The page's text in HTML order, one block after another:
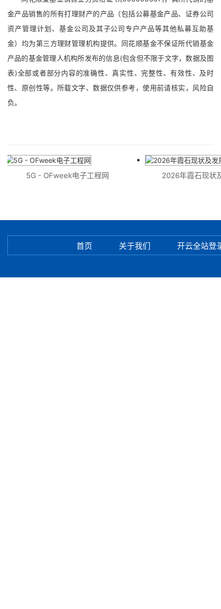
金产品销售的所有打理财产的产品（包括公募基金产品、证券公司
资产管理计划、基金公司及其子公司专户产品等其他私募互助基
金）均为第三方理财管理机构提供。同花顺基金不保证所代销基金
产品的基金管理人机构所发布的信息(包含但不限于文字，数据及图
表)全部或者部分内容的准确性、真实性、完整性、有效性、及时
性、原创性等。所载文字、数据仅供参考，使用前请核实，风险自
负。
5G - OFweek电子工程网 2026年霞石现状及
首页 关于我们 开云全站登